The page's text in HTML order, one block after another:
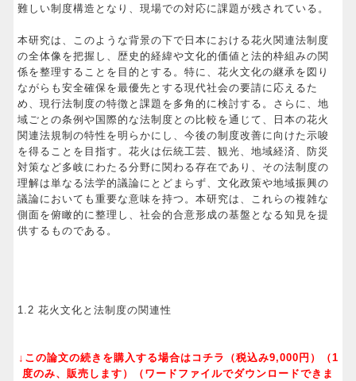
難しい制度構造となり、現場での対応に課題が残されている。
本研究は、このような背景の下で日本における花火関連法制度
の全体像を把握し、歴史的経緯や文化的価値と法的枠組みの関
係を整理することを目的とする。特に、花火文化の継承を図り
ながらも安全確保を最優先とする現代社会の要請に応えるた
め、現行法制度の特徴と課題を多角的に検討する。さらに、地
域ごとの条例や国際的な法制度との比較を通じて、日本の花火
関連法規制の特性を明らかにし、今後の制度改善に向けた示唆
を得ることを目指す。花火は伝統工芸、観光、地域経済、防災
対策など多岐にわたる分野に関わる存在であり、その法制度の
理解は単なる法学的議論にとどまらず、文化政策や地域振興の
議論においても重要な意味を持つ。本研究は、これらの複雑な
側面を俯瞰的に整理し、社会的合意形成の基盤となる知見を提
供するものである。
1.2 花火文化と法制度の関連性
↓この論文の続きを購入する場合はコチラ（税込み9,000円）（1
度のみ、販売します）（ワードファイルでダウンロードできま